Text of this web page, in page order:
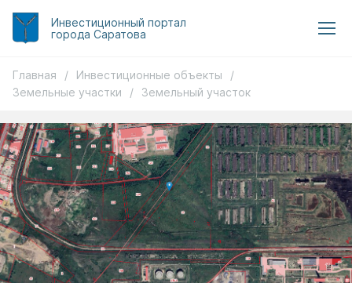
Инвестиционный портал
города Саратова
Главная / Инвестиционные объекты
/
Земельные участки
/ Земельный участок